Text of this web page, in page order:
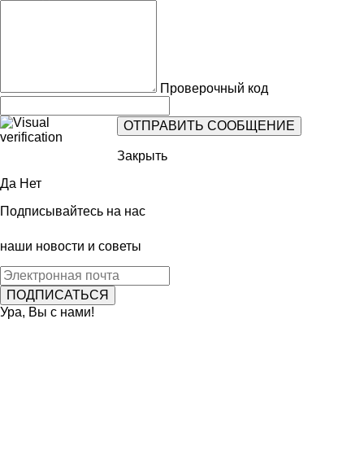
Проверочный код
Закрыть
Да Нет
Подписывайтесь на нас
наши новости и советы
Ура, Вы с нами!